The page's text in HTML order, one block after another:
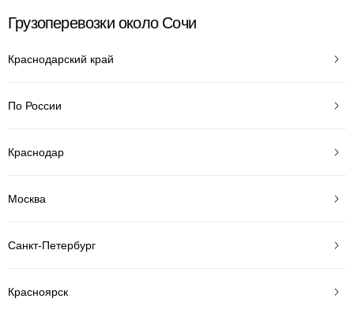
Грузоперевозки около Сочи
Краснодарский край
По России
Краснодар
Москва
Санкт-Петербург
Красноярск